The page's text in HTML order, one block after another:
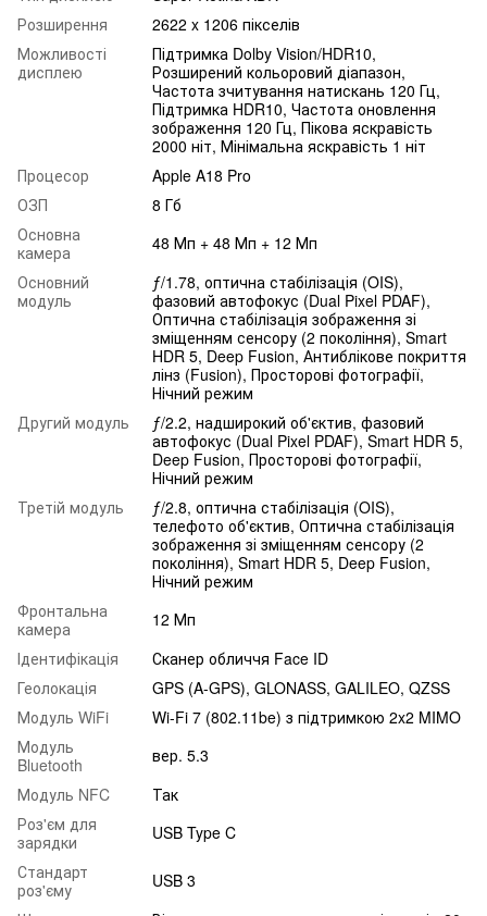
Розширення
2622 x 1206 пікселів
Можливості
дисплею
Підтримка Dolby Vision/HDR10,
Розширений кольоровий діапазон,
Частота зчитування натискань 120 Гц,
Підтримка HDR10, Частота оновлення
зображення 120 Гц, Пікова яскравість
2000 ніт, Мінімальна яскравість 1 ніт
Процесор
Apple A18 Pro
ОЗП
8 Гб
Основна
камера
48 Мп + 48 Мп + 12 Мп
Основний
модуль
ƒ/1.78, оптична стабілізація (OIS),
фазовий автофокус (Dual Pixel PDAF),
Оптична стабілізація зображення зі
зміщенням сенсору (2 покоління), Smart
HDR 5, Deep Fusion, Антиблікове покриття
лінз (Fusion), Просторові фотографії,
Нічний режим
Другий модуль
ƒ/2.2, надширокий об'єктив, фазовий
автофокус (Dual Pixel PDAF), Smart HDR 5,
Deep Fusion, Просторові фотографії,
Нічний режим
Третій модуль
ƒ/2.8, оптична стабілізація (OIS),
телефото об'єктив, Оптична стабілізація
зображення зі зміщенням сенсору (2
покоління), Smart HDR 5, Deep Fusion,
Нічний режим
Фронтальна
камера
12 Мп
Ідентифікація
Сканер обличчя Face ID
Геолокація
GPS (A-GPS), GLONASS, GALILEO, QZSS
Модуль WiFi
Wi-Fi 7 (802.11be) з підтримкою 2x2 MIMO
Модуль
Bluetooth
вер. 5.3
Модуль NFC
Так
Роз'єм для
зарядки
USB Type C
Стандарт
роз'єму
USB 3